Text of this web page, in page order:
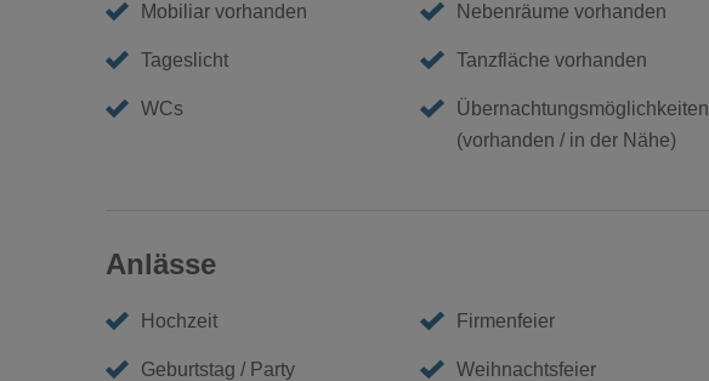
Mobiliar vorhanden Nebenräume vorhanden
Tageslicht Tanzfläche vorhanden
WCs
Übernachtungsmöglichkeiten
(vorhanden / in der Nähe)
Anlässe
Hochzeit Firmenfeier
Geburtstag / Party Weihnachtsfeier